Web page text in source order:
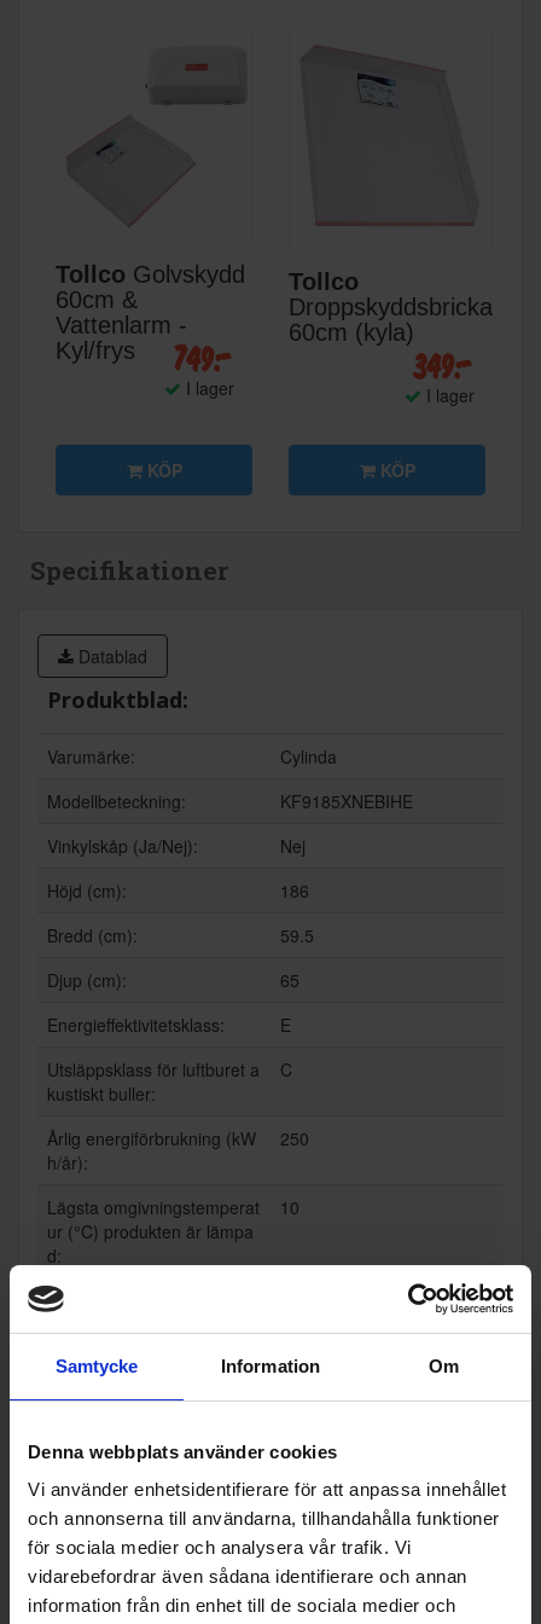
Samtycke Information Om
Denna webbplats använder cookies
Vi använder enhetsidentifierare för att anpassa innehållet
och annonserna till användarna, tillhandahålla funktioner
för sociala medier och analysera vår trafik. Vi
vidarebefordrar även sådana identifierare och annan
information från din enhet till de sociala medier och
Tollco Golvskydd
60cm &
Vattenlarm -
Kyl/frys
749:-
I lager
KÖP
Tollco
Droppskyddsbricka
60cm (kyla)
349:-
I lager
KÖP
Specifikationer
Datablad
Produktblad:
Varumärke:
Cylinda
Modellbeteckning:
KF9185XNEBIHE
Vinkylskåp (Ja/Nej):
Nej
Höjd (cm):
186
Bredd (cm):
59.5
Djup (cm):
65
Energieffektivitetsklass:
E
Utsläppsklass för luftburet a
kustiskt buller:
C
Årlig energiförbrukning (kW
h/år):
250
Lägsta omgivningstemperat
ur (°C) produkten är lämpa
d:
10
Högsta omgivningstempera
Snabbinfrysningsfunktion (J
a/Nej):
Ja
Garanti:
5 år
EAN
7392186323374